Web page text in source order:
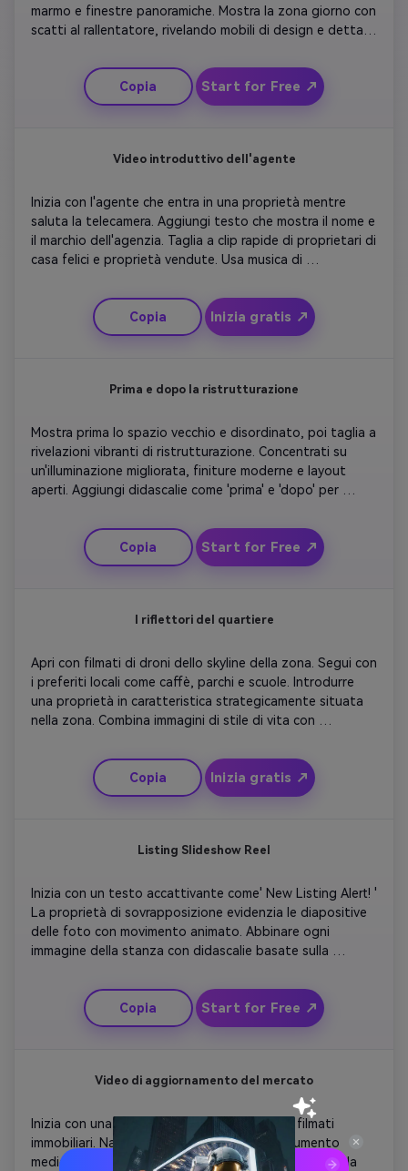
marmo e finestre panoramiche. Mostra la zona giorno con
scatti al rallentatore, rivelando mobili di design e dettagli
in piscina e vista mare. Usa musica di classe e
cinematografica per un fascino emotivo.
Copia Start for Free ↗
Video introduttivo dell'agente
Inizia con l'agente che entra in una proprietà mentre
saluta la telecamera. Aggiungi testo che mostra il nome e
il marchio dell'agenzia. Taglia a clip rapide di proprietari di
casa felici e proprietà vendute. Usa musica di
primo piano dell'agente che parla di servizio e fiducia.
Finisci con un audace CTA che dice 'Lascia che ti aiuti a
trovare la casa dei tuoi sogni'.
Copia Inizia gratis ↗
Prima e dopo la ristrutturazione
Mostra prima lo spazio vecchio e disordinato, poi taglia a
rivelazioni vibranti di ristrutturazione. Concentrati su
un'illuminazione migliorata, finiture moderne e layout
aperti. Aggiungi didascalie come 'prima' e 'dopo' per
Perfetto per pinne o interior designer che vogliono
mostrare il potere di trasformazione. Concludere con le
informazioni di contatto del marchio per invitare
Copia Start for Free ↗
I riflettori del quartiere
Apri con filmati di droni dello skyline della zona. Segui con
i preferiti locali come caffè, parchi e scuole. Introdurre
una proprietà in caratteristica strategicamente situata
nella zona. Combina immagini di stile di vita con
amichevole che evidenzia la comodità e la comunità.
Concludete con un caloroso appello all'azione che
incoraggia i tour domestici.
Copia Inizia gratis ↗
Listing Slideshow Reel
Inizia con un testo accattivante come' New Listing Alert! '
La proprietà di sovrapposizione evidenzia le diapositive
delle foto con movimento animato. Abbinare ogni
immagine della stanza con didascalie basate sulla
la musica di sottofondo che si adatta all'atmosfera.
Concludi con i dettagli di contatto del venditore e un
veloce outro del marchio che sembra pronto per i social
Copia Start for Free ↗
Video di aggiornamento del mercato
Inizia con una rapida transizione da grafici a filmati
immobiliari. Narra statistiche chiave come l'aumento
medio del prezzo o l'aumento della domanda. Mescola